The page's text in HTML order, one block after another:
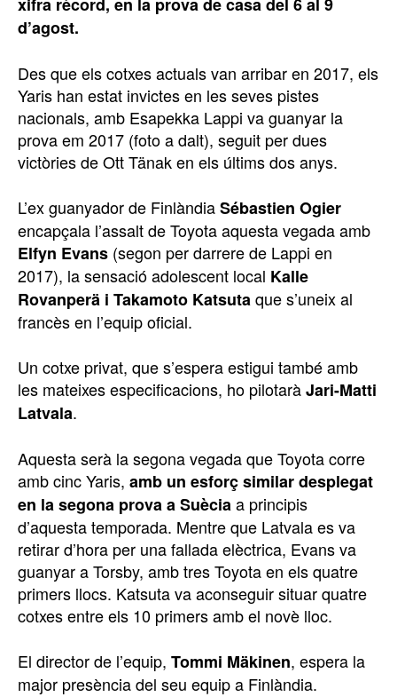
d’agost.
Des que els cotxes actuals van arribar en 2017, els
Yaris han estat invictes en les seves pistes
nacionals, amb Esapekka Lappi va guanyar la
prova em 2017 (foto a dalt), seguit per dues
victòries de Ott Tänak en els últims dos anys.
L’ex guanyador de FinlàndiaSébastien Ogier
encapçala l’assalt de Toyota aquesta vegada amb
Elfyn Evans (segon per darrere de Lappi en
2017), la sensació adolescent local Kalle
Rovanperä i Takamoto Katsutaque s’uneix al
francès en l’equip oficial.
Un cotxe privat, que s’espera estigui també amb
les mateixes especificacions, ho pilotaràJari-Matti
Latvala.
Aquesta serà la segona vegada que Toyota corre
amb cinc Yaris, amb un esforç similar desplegat
en la segona prova a Suèciaa principis
d’aquesta temporada. Mentre que Latvala es va
retirar d’hora per una fallada elèctrica, Evans va
guanyar a Torsby, amb tres Toyota en els quatre
primers llocs. Katsuta va aconseguir situar quatre
cotxes entre els 10 primers amb el novè lloc.
El director de l’equip, Tommi Mäkinen, espera la
major presència del seu equip a Finlàndia.